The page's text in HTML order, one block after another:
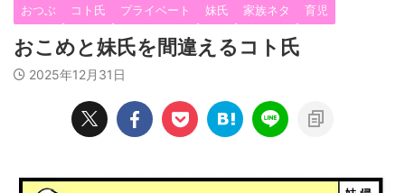
おつぶ コト氏 プライベート 妹氏 家族ネタ 育児
おこめと妹氏を間違えるコト氏
2025年12月31日